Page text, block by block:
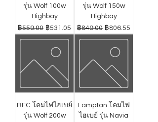
รุ่น Wolf 100w
Highbay
ราคาปกติ
฿559.00 ราคาขายลด
฿531.05
รุ่น Wolf 150w
Highbay
ราคาปกติ
฿849.00 ราคาขายลด
฿806.55
BEC โคมไฟไฮเบย์
รุ่น Wolf 200w
Lamptan โคมไฟ
ไฮเบย์ รุ่น Navia